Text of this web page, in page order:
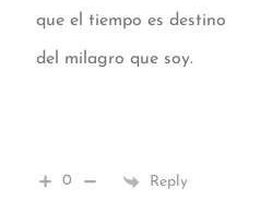
que el tiempo es destino
del milagro que soy.
0 Reply